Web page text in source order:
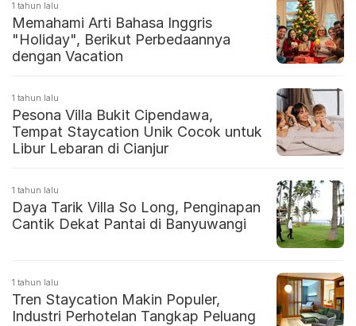
1 tahun lalu
Memahami Arti Bahasa Inggris
"Holiday", Berikut Perbedaannya
dengan Vacation
1 tahun lalu
Pesona Villa Bukit Cipendawa,
Tempat Staycation Unik Cocok untuk
Libur Lebaran di Cianjur
1 tahun lalu
Daya Tarik Villa So Long, Penginapan
Cantik Dekat Pantai di Banyuwangi
1 tahun lalu
Tren Staycation Makin Populer,
Industri Perhotelan Tangkap Peluang